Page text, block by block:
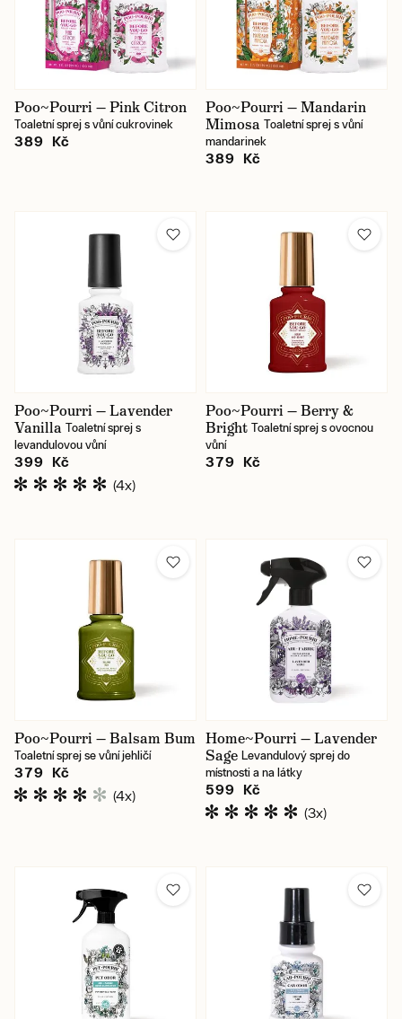
269 Kč 689 Kč
Poo~Pourri — Pink Citron
Toaletní sprej s vůní cukrovinek
389 Kč
Poo~Pourri — Mandarin
Mimosa Toaletní sprej s vůní
mandarinek
389 Kč
Poo~Pourri — Lavender
Vanilla Toaletní sprej s
levandulovou vůní
399 Kč
(4x)
Poo~Pourri — Berry &
Bright Toaletní sprej s ovocnou
vůní
379 Kč
Poo~Pourri — Balsam Bum
Toaletní sprej se vůní jehličí
379 Kč
(4x)
Home~Pourri — Lavender
Sage Levandulový sprej do
místnosti a na látky
599 Kč
(3x)